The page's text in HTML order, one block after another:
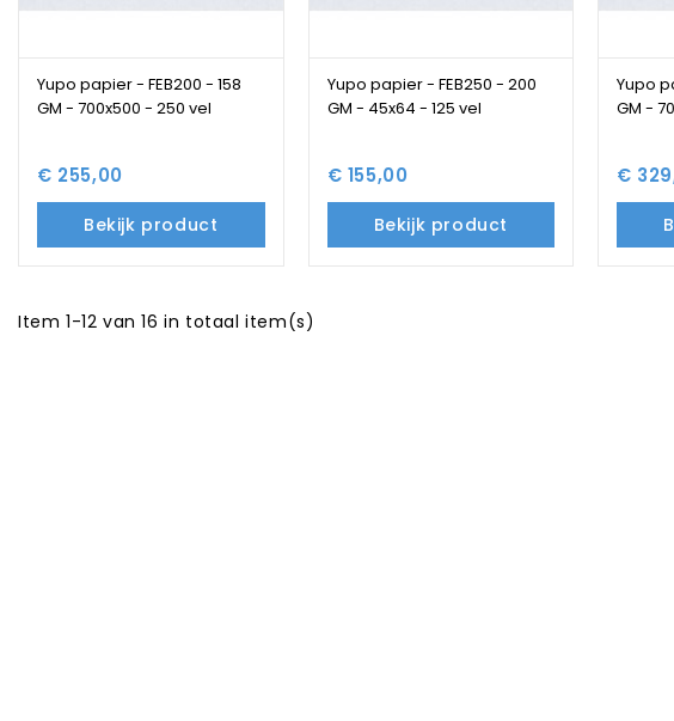
Yupo papier - FEB200 - 158
GM - 700x500 - 250 vel
€ 255,00
Bekijk product
Yupo papier - FEB250 - 200
GM - 45x64 - 125 vel
€ 155,00
Bekijk product
Yupo
GM -
€
Item 1-12 van 16 in totaal item(s)